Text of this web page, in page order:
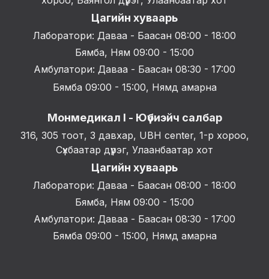
Цагийн хуваарь
Лаборатори: Даваа - Баасан 08:00 - 18:00
Бямба, Ням 09:00 - 15:00
Амбулатори: Даваа - Баасан 08:30 - 17:00
Бямба 09:00 - 15:00, Нямд амарна
Монмедикал I - Юүбиэйч салбар
316, 305 тоот, 3 давхар, UBH center, 1-р хороо,
Сүхбаатар дүүрэг, Улаанбаатар хот
Цагийн хуваарь
Лаборатори: Даваа - Баасан 08:00 - 18:00
Бямба, Ням 09:00 - 15:00
Амбулатори: Даваа - Баасан 08:30 - 17:00
Бямба 09:00 - 15:00, Нямд амарна